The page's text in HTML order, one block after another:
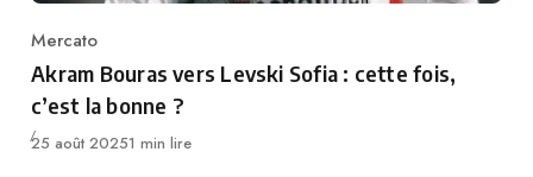
Category
Mercato
Akram Bouras vers Levski Sofia : cette fois,
c’est la bonne ?
Publié
25 août 20251 min lire